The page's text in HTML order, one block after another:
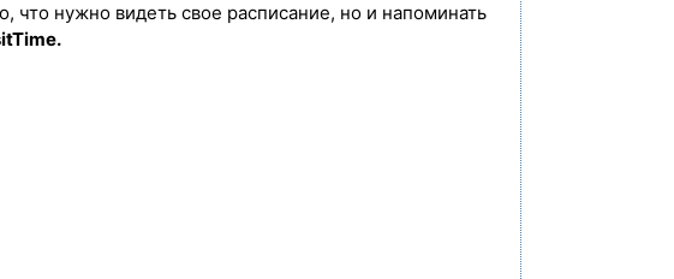
что нужно видеть свое расписание, но и напоминать